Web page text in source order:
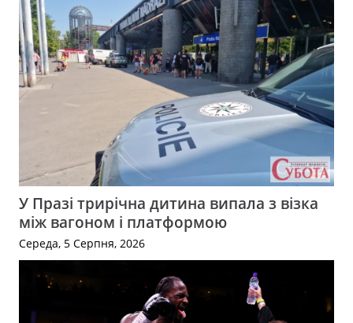
У Празі трирічна дитина випала з візка
між вагоном і платформою
Середа, 5 Серпня, 2026